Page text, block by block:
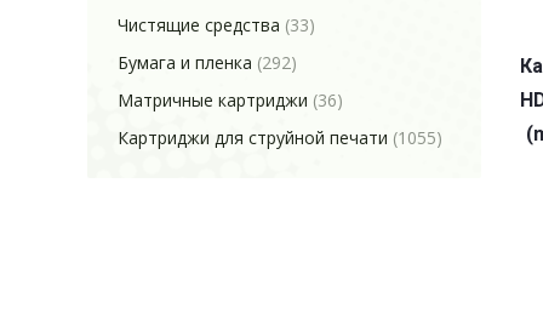
Чистящие средства (33)
Бумага и пленка (292)
Матричные картриджи (36)
Картриджи для струйной печати (1055)